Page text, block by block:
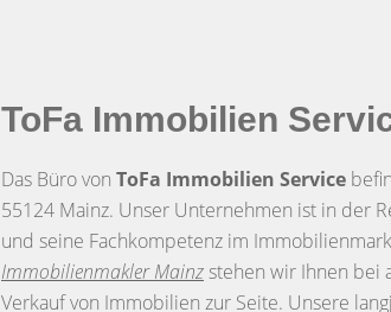
ToFa Immobilien
Das Büro von ToFa Immobilien Service
55124 Mainz. Unser Unternehmen ist in der
und seine Fachkompetenz im
Immobilienmakler Mainzstehen wir Ihnen bei
Verkauf von Immobilien zur Seite. Unsere